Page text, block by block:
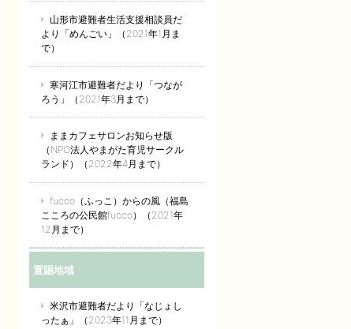
山形市避難者生活支援相談員だ
より「めんごい」（2021年1月ま
で）
寒河江市避難者だより「つなが
ろう」（2021年3月まで）
ままカフェサロンお知らせ版
（NPO法人やまがた育児サークル
ランド）（2022年4月まで）
fucco（ふっこ）からの風（福島
こころの公民館fucco）（2021年
12月まで）
置賜地域
米沢市避難者だより「なじょし
ったぁ」（2023年11月まで）